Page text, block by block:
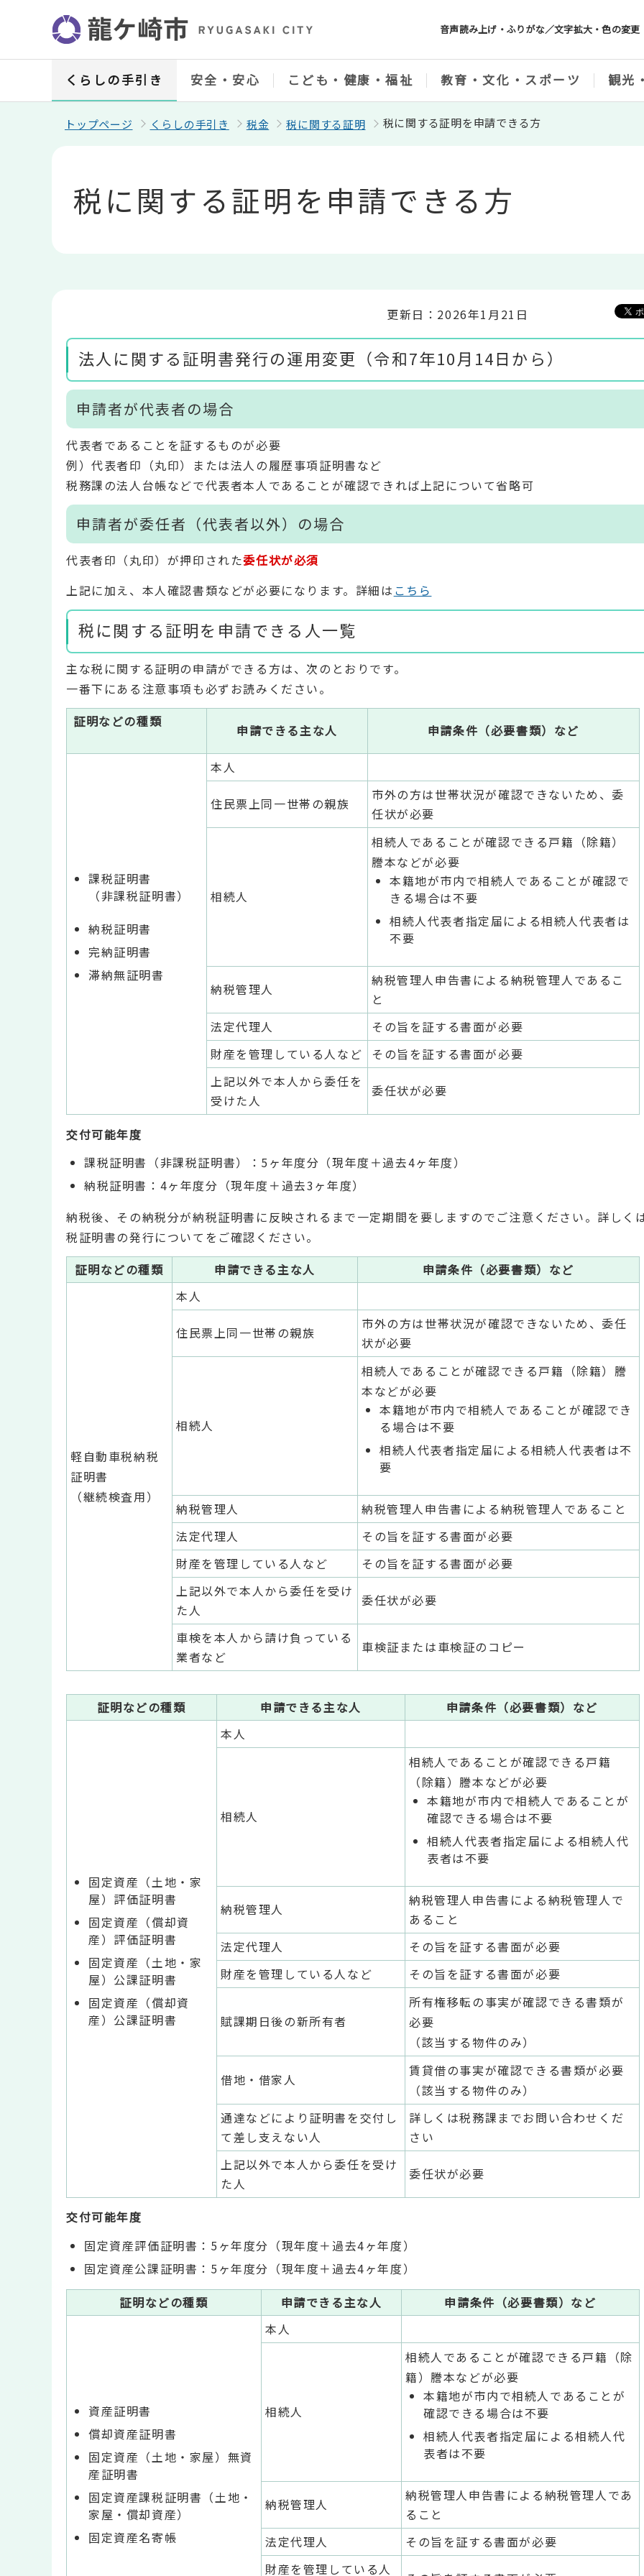
ジ
音声読み上げ・ふりがな／文字拡大・色の変更
くらしの手引き 安全・安心 こども・健康・福祉 教育・文化・スポーツ 観光
トップページ くらしの手引き 税金 税に関する証明 税に関する証明を申請できる方
税に関する証明を申請できる方
更新日：2026年1月21日
法人に関する証明書発行の運用変更（令和7年10月14日から）
申請者が代表者の場合
代表者であることを証するものが必要
例）代表者印（丸印）または法人の履歴事項証明書など
税務課の法人台帳などで代表者本人であることが確認できれば上記について省略可
申請者が委任者（代表者以外）の場合
代表者印（丸印）が押印された委任状が必須
上記に加え、本人確認書類などが必要になります。詳細は こちら
税に関する証明を申請できる人一覧
主な税に関する証明の申請ができる方は、次のとおりです。
一番下にある注意事項も必ずお読みください。
証明などの種類
申請できる主な人 申請条件（必要書類）など
課税証明書
（非課税証明書）
納税証明書
完納証明書
滞納無証明書
本人
住民票上同一世帯の親族
市外の方は世帯状況が確認できないため、委
任状が必要
相続人
相続人であることが確認できる戸籍（除籍）
謄本などが必要
本籍地が市内で相続人であることが確認で
きる場合は不要
相続人代表者指定届による相続人代表者は
不要
納税管理人
納税管理人申告書による納税管理人であるこ
と
法定代理人
その旨を証する書面が必要
財産を管理している人など
その旨を証する書面が必要
上記以外で本人から委任を
受けた人
委任状が必要
交付可能年度
課税証明書（非課税証明書）：5ヶ年度分（現年度＋過去4ヶ年度）
納税証明書：4ヶ年度分（現年度＋過去3ヶ年度）
納税後、その納税分が納税証明書に反映されるまで一定期間を要しますのでご注意ください。詳しく
税証明書の発行についてをご確認ください。
証明などの種類
申請できる主な人 申請条件（必要書類）など
軽自動車税納税
証明書
（継続検査用）
本人
住民票上同一世帯の親族
市外の方は世帯状況が確認できないため、委任
状が必要
相続人
相続人であることが確認できる戸籍（除籍）謄
本などが必要
本籍地が市内で相続人であることが確認でき
る場合は不要
相続人代表者指定届による相続人代表者は不
要
納税管理人
納税管理人申告書による納税管理人であること
法定代理人
その旨を証する書面が必要
財産を管理している人など
その旨を証する書面が必要
上記以外で本人から委任を受け
た人
委任状が必要
車検を本人から請け負っている
業者など
車検証または車検証のコピー
証明などの種類 申請できる主な人 申請条件（必要書類）など
固定資産（土地・家
屋）評価証明書
固定資産（償却資
産）評価証明書
固定資産（土地・家
屋）公課証明書
固定資産（償却資
産）公課証明書
本人
相続人
相続人であることが確認できる戸籍
（除籍）謄本などが必要
本籍地が市内で相続人であることが
確認できる場合は不要
相続人代表者指定届による相続人代
表者は不要
納税管理人
納税管理人申告書による納税管理人で
あること
法定代理人
その旨を証する書面が必要
財産を管理している人など
その旨を証する書面が必要
賦課期日後の新所有者
所有権移転の事実が確認できる書類が
必要
（該当する物件のみ）
借地・借家人
賃貸借の事実が確認できる書類が必要
（該当する物件のみ）
通達などにより証明書を交付し
て差し支えない人
詳しくは税務課までお問い合わせくだ
さい
上記以外で本人から委任を受け
た人
委任状が必要
交付可能年度
固定資産評価証明書：5ヶ年度分（現年度＋過去4ヶ年度）
固定資産公課証明書：5ヶ年度分（現年度＋過去4ヶ年度）
証明などの種類
申請できる主な人 申請条件（必要書類）など
資産証明書
償却資産証明書
固定資産（土地・家屋）無資
産証明書
固定資産課税証明書（土地・
家屋・償却資産）
固定資産名寄帳
本人
相続人
相続人であることが確認できる戸籍（除
籍）謄本などが必要
本籍地が市内で相続人であることが
確認できる場合は不要
相続人代表者指定届による相続人代
表者は不要
納税管理人
納税管理人申告書による納税管理人であ
ること
法定代理人
その旨を証する書面が必要
財産を管理している人